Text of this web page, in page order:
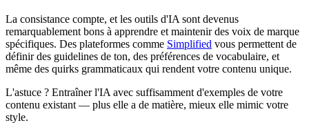
La consistance compte, et les outils d'IA sont devenus
remarquablement bons à apprendre et maintenir des voix de marque
spécifiques. Des plateformes comme Simplified vous permettent de
définir des guidelines de ton, des préférences de vocabulaire, et
même des quirks grammaticaux qui rendent votre contenu unique.
L'astuce ? Entraîner l'IA avec suffisamment d'exemples de votre
contenu existant — plus elle a de matière, mieux elle mimic votre
style.